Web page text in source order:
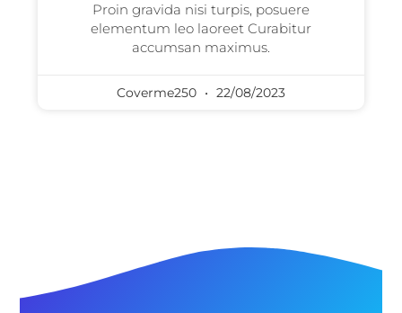
Proin gravida nisi turpis, posuere
elementum leo laoreet Curabitur
accumsan maximus.
Coverme250 22/08/2023